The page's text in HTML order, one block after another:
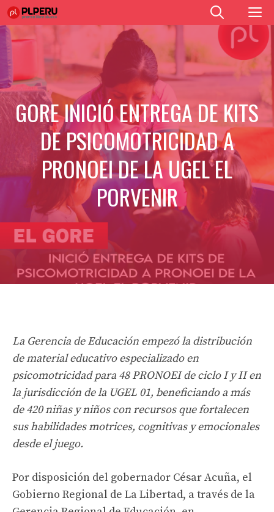
Saltar
al
contenido
GORE INICIÓ ENTREGA DE KITS
DE PSICOMOTRICIDAD A
PRONOEI DE LA UGEL EL
PORVENIR
La Gerencia de Educación empezó la distribución
de material educativo especializado en
psicomotricidad para 48 PRONOEI de ciclo I y II en
la jurisdicción de la UGEL 01, beneficiando a más
de 420 niñas y niños con recursos que fortalecen
sus habilidades motrices, cognitivas y emocionales
desde el juego.
Por disposición del gobernador César Acuña, el
Gobierno Regional de La Libertad, a través de la